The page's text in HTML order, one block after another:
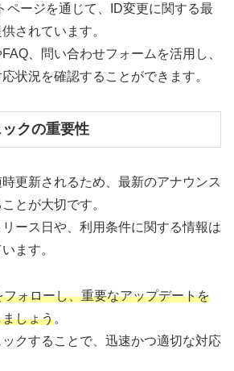
ページを通じて、ID変更に関する最
されています。
、問い合わせフォームを活用し、
状況を確認することができます。
クの重要性
更新されるため、最新のアナウンス
とが大切です。
ース日や、利用条件に関する情報は
ます。
ォローし、重要なアップデートを
しょう。
クすることで、迅速かつ適切な対応